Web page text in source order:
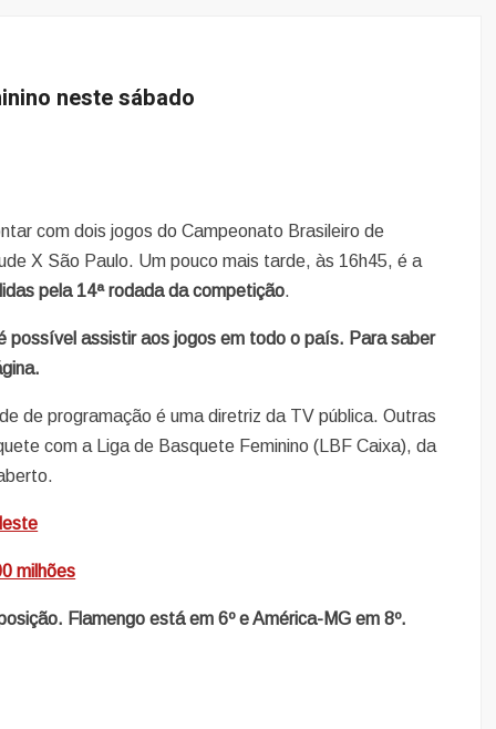
neste sábado
com dois jogos do Campeonato Brasileiro de
X São Paulo. Um pouco mais tarde, às 16h45, é a
pela 14ª rodada da competição.
possível assistir aos jogos em todo o país. Para saber
de programação é uma diretriz da TV pública. Outras
com a Liga de Basquete Feminino (LBF Caixa), da
milhões
Flamengo está em 6º e América-MG em 8º.